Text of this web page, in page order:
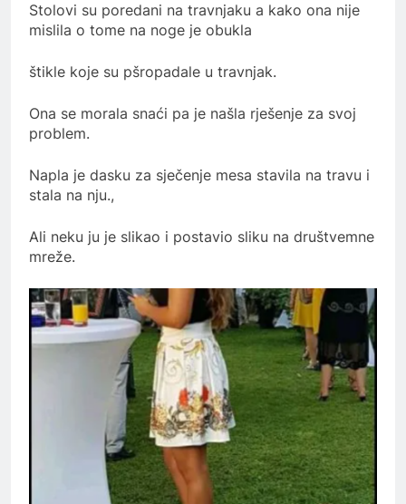
Stolovi su poredani na travnjaku a kako ona nije
mislila o tome na noge je obukla
štikle koje su pšropadale u travnjak.
Ona se morala snaći pa je našla rješenje za svoj
problem.
Napla je dasku za sječenje mesa stavila na travu i
stala na nju.,
Ali neku ju je slikao i postavio sliku na društvemne
mreže.